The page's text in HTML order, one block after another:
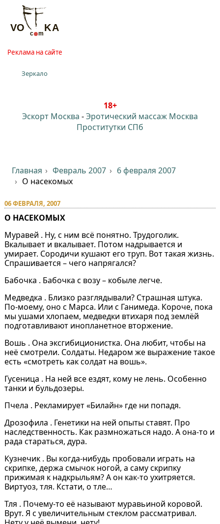
Реклама на сайте
Зеркало
18+
Эскорт Москва -Эротический массаж Москва
Проститутки СПб
Главная Февраль 2007
6 февраля 2007
О насекомых
06 ФЕВРАЛЯ, 2007
О НАСЕКОМЫХ
Муравей . Ну, с ним всё понятно. Трудоголик.
Вкалывает и вкалывает. Потом надрывается и
умирает. Сородичи кушают его труп. Вот такая жизнь.
Спрашивается – чего напрягался?
Бабочка . Бабочка с возу – кобыле легче.
Медведка . Близко разглядывали? Страшная штука.
По-моему, оно с Марса. Или с Ганимеда. Короче, пока
мы ушами хлопаем, медведки втихаря под землёй
подготавливают инопланетное вторжение.
Вошь . Она эксгибиционистка. Она любит, чтобы на
неё смотрели. Солдаты. Недаром же выражение такое
есть «смотреть как солдат на вошь».
Гусеница . На ней все ездят, кому не лень. Особенно
танки и бульдозеры.
Пчела . Рекламирует «Билайн» где ни попадя.
Дрозофила . Генетики на ней опыты ставят. Про
наследственность. Как размножаться надо. А она-то и
рада стараться, дура.
Кузнечик . Вы когда-нибудь пробовали играть на
скрипке, держа смычок ногой, а саму скрипку
прижимая к надкрыльям? А он как-то ухитряется.
Виртуоз, тля. Кстати, о тле…
Тля . Почему-то её называют муравьиной коровой.
Врут. Я с увеличительным стеклом рассматривал.